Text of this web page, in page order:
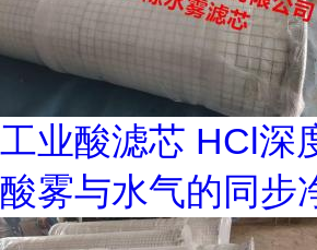
工业酸滤芯 HCl深
酸雾与水气的同步